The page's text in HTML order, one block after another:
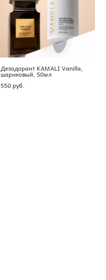
Дезодорант KAMALI Vanilla,
шариковый, 50мл
550 pуб.